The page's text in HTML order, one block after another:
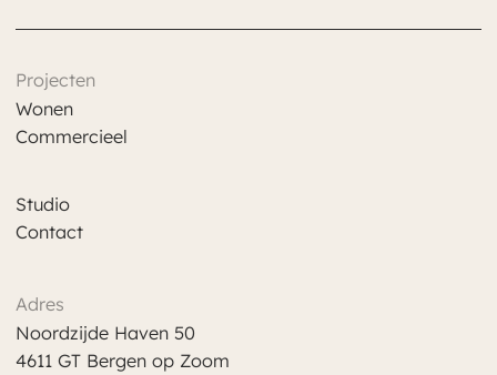
Projecten
Wonen
Commercieel
Studio
Contact
Adres
Noordzijde Haven 50
4611 GT Bergen op Zoom